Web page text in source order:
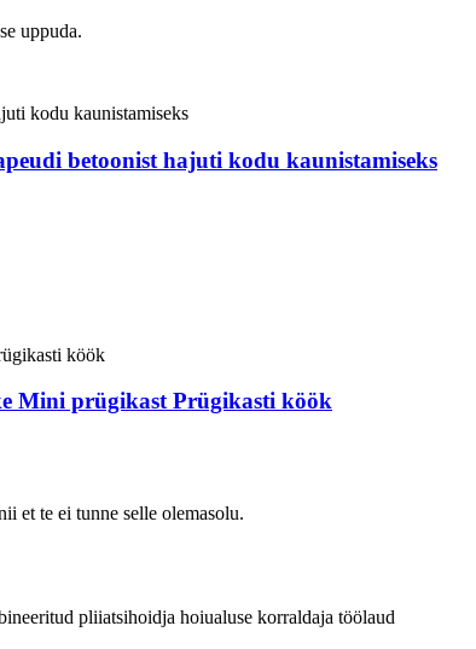
uppuda.
betoonist hajuti kodu kaunistamiseks
Mini prügikast Prügikasti köök
et te ei tunne selle olemasolu.